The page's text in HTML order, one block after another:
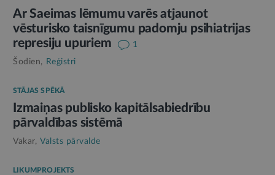
Ar Saeimas lēmumu varēs atjaunot
vēsturisko taisnīgumu padomju psihiatrijas
represiju upuriem
1
Šodien,
Reģistri
STĀJAS SPĒKĀ
Izmaiņas publisko kapitālsabiedrību
pārvaldības sistēmā
Vakar, Valsts pārvalde
LIKUMPROJEKTS